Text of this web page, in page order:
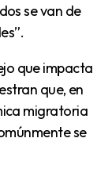
se van de
que, en
migratoria
se